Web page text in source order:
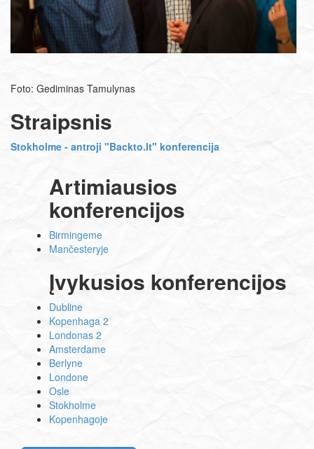
Foto: Gediminas Tamulynas
Straipsnis
Stokholme - antroji "Backto.lt" konferencija
Artimiausios
konferencijos
Birmingeme
Mančesteryje
Įvykusios konferencijos
Dubline
Kopenhaga 2
Londonas 2
Amsterdame
Berlyne
Londone
Osle
Stokholme
Kopenhagoje